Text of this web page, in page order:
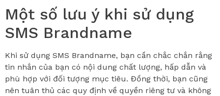
Một số lưu ý khi sử dụng
SMS Brandname
Khi sử dụng SMS Brandname, bạn cần chắc chắn rằng
tin nhắn của bạn có nội dung chất lượng, hấp dẫn và
phù hợp với đối tượng mục tiêu. Đồng thời, bạn cũng
nên tuân thủ các quy định về quyền riêng tư và không